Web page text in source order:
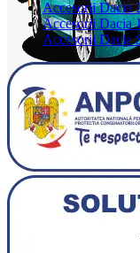
items 0,00 lei
Accesorii Dacia
Accesorii Dacia
Accesorii Dacia